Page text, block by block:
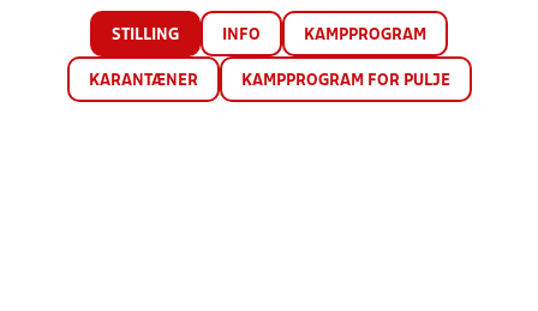
STILLING INFO KAMPPROGRAM
KARANTÆNER KAMPPROGRAM FOR PULJE